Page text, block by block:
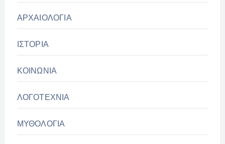
ΑΡΧΑΙΟΛΟΓΙΑ
ΙΣΤΟΡΙΑ
ΚΟΙΝΩΝΙΑ
ΛΟΓΟΤΕΧΝΙΑ
ΜΥΘΟΛΟΓΙΑ